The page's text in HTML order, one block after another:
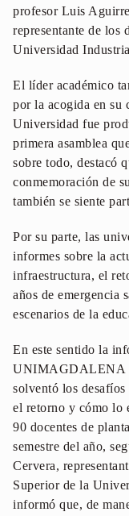
profesor Luis
representante de los
Universidad
El líder académico
por la acogida en su
Universidad fue
primera asamblea
sobre todo, destacó
conmemoración de
también se siente
Por su parte, las
informes sobre la
infraestructura, el
años de emergencia
escenarios de la
En este sentido la
UNIMAGDALENA
solventó los desafíos
el retorno y cómo lo
90 docentes de
semestre del año,
Cervera,
Superior de la
informó que, de